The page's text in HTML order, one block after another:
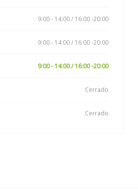
9:00 - 14:00 / 16:00 -20:00
9:00 - 14:00 / 16:00 -20:00
9:00 - 14:00 / 16:00 -20:00
Cerrado
Cerrado